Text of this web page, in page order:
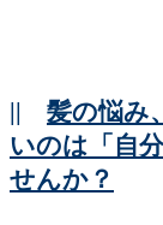
|| 髪の悩み
いのは「自
せんか？